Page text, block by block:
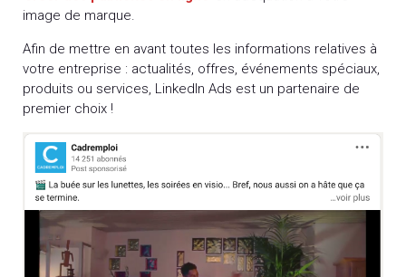
image de marque.
Afin de mettre en avant toutes les informations relatives à
votre entreprise : actualités, offres, événements spéciaux,
produits ou services, LinkedIn Ads est un partenaire de
premier choix !